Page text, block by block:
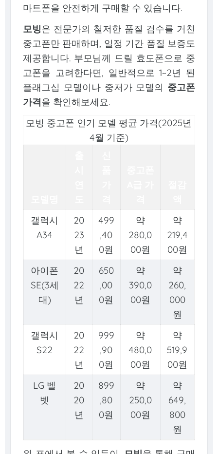
마트폰을 안전하게 구매할 수 있습니다.
모빙은 전문가의 철저한 품질 검수를 거친
중고폰만 판매하며, 일정 기간 품질 보증도
제공합니다. 부모님께 드릴 효도폰으로 중
고폰을 고려한다면, 일반적으로 1~2년 된
플래그십 모델이나 중저가 모델의 중고폰
가격을 확인해보세요.
모빙 중고폰 인기 모델 평균 가격(2025년
4월 기준)
갤럭시
A34
20
23
년
499
,40
0원
약
280,0
00원
약
219,4
00원
아이폰
SE(3세
대)
20
22
년
650
,00
0원
약
390,0
00원
약
260,
000
원
갤럭시
S22
20
22
년
999
,90
0원
약
480,0
00원
약
519,9
00원
LG 벨
벳
20
20
년
899
,80
0원
약
250,0
00원
약
649,
800
원